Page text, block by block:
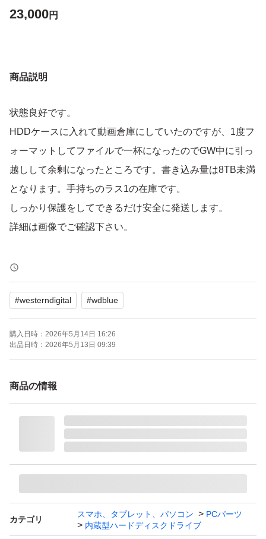
23,000円
商品説明
状態良好です。
HDDケースに入れて動画倉庫にしていたのですが、1度フ
ォーマットしてファイルで一杯になったのでGW中に引っ
越しして余剰になったところです。書き込み量は8TB未満
となります。手持ちのラス1の在庫です。
しっかり保護をしてできるだけ安全に発送します。
詳細は画像でご確認下さい。
WD80EAZZ ［WD Blue 8TB］
ブランド：Western Digital WD Blue
HDD容量：8000 GB
インターフェイス：Serial ATA
HDDフォームファクター：3.5インチ
キャッシュ（MB/MiB）：128 MB/MiB
#westerndigital #wdblue
購入日時： 2026年5月14日 16:26
出品日時： 2026年5月13日 09:39
商品の情報
カテゴリ
スマホ、タブレット、パソコン
PCパーツ
内蔵型ハードディスクドライブ